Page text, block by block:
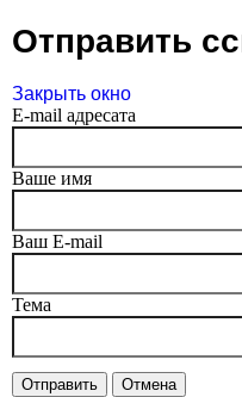
Отправить
Закрыть окно
E-mail адресата
Ваше имя
Ваш E-mail
Тема
Отправить Отмена